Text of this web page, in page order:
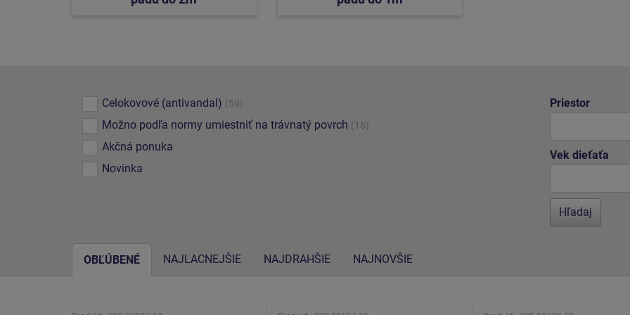
Celokovové (antivandal) (59)
Možno podľa normy umiestniť na trávnatý povrch (16)
Akčná ponuka
Novinka
Priestor
Vek dieťaťa
OBĽÚBENÉ NAJLACNEJŠIE NAJDRAHŠIE NAJNOVŠIE